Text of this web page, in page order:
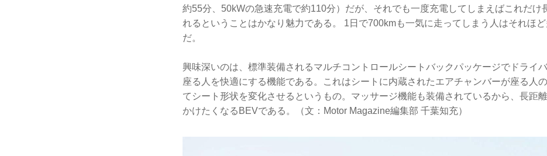
約55分、50kWの急速充電で約110分）だが、それでも一度充電してしまえばこれだけ
れるということはかなり魅力である。 1日で700kmも一気に走ってしまう人はそれほ
だ。
興味深いのは、標準装備されるマルチコントロールシートバックパッケージでドライ
座る人を快適にする機能である。これはシートに内蔵されたエアチャンバーが座る人
てシート形状を変化させるというもの。マッサージ機能も装備されているから、長距
かけたくなるBEVである。（文：Motor Magazine編集部 千葉知充）